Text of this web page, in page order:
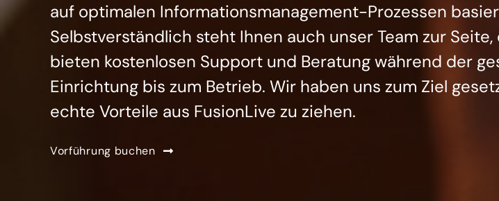
auf optimalen Informationsmanagement-Prozessen
Selbstverständlich steht Ihnen auch unser Team zur
bieten kostenlosen Support und Beratung während der
Einrichtung bis zum Betrieb. Wir haben uns zum Ziel
echte Vorteile aus FusionLive zu ziehen.
Vorführung buchen